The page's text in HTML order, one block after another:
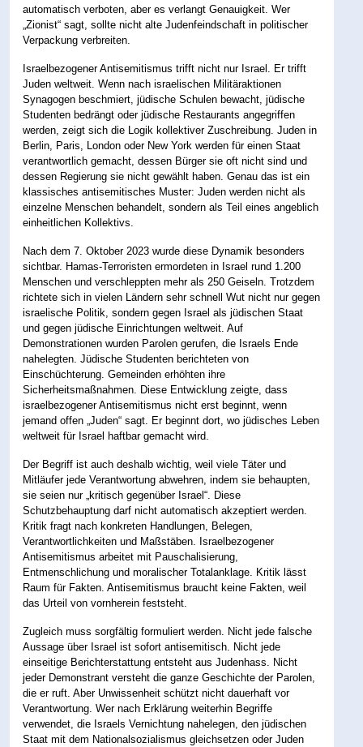
automatisch verboten, aber es verlangt Genauigkeit. Wer
„Zionist“ sagt, sollte nicht alte Judenfeindschaft in politischer
Verpackung verbreiten.
Israelbezogener Antisemitismus trifft nicht nur Israel. Er trifft
Juden weltweit. Wenn nach israelischen Militäraktionen
Synagogen beschmiert, jüdische Schulen bewacht, jüdische
Studenten bedrängt oder jüdische Restaurants angegriffen
werden, zeigt sich die Logik kollektiver Zuschreibung. Juden in
Berlin, Paris, London oder New York werden für einen Staat
verantwortlich gemacht, dessen Bürger sie oft nicht sind und
dessen Regierung sie nicht gewählt haben. Genau das ist ein
klassisches antisemitisches Muster: Juden werden nicht als
einzelne Menschen behandelt, sondern als Teil eines angeblich
einheitlichen Kollektivs.
Nach dem 7. Oktober 2023 wurde diese Dynamik besonders
sichtbar. Hamas-Terroristen ermordeten in Israel rund 1.200
Menschen und verschleppten mehr als 250 Geiseln. Trotzdem
richtete sich in vielen Ländern sehr schnell Wut nicht nur gegen
israelische Politik, sondern gegen Israel als jüdischen Staat
und gegen jüdische Einrichtungen weltweit. Auf
Demonstrationen wurden Parolen gerufen, die Israels Ende
nahelegten. Jüdische Studenten berichteten von
Einschüchterung. Gemeinden erhöhten ihre
Sicherheitsmaßnahmen. Diese Entwicklung zeigte, dass
israelbezogener Antisemitismus nicht erst beginnt, wenn
jemand offen „Juden“ sagt. Er beginnt dort, wo jüdisches Leben
weltweit für Israel haftbar gemacht wird.
Der Begriff ist auch deshalb wichtig, weil viele Täter und
Mitläufer jede Verantwortung abwehren, indem sie behaupten,
sie seien nur „kritisch gegenüber Israel“. Diese
Schutzbehauptung darf nicht automatisch akzeptiert werden.
Kritik fragt nach konkreten Handlungen, Belegen,
Verantwortlichkeiten und Maßstäben. Israelbezogener
Antisemitismus arbeitet mit Pauschalisierung,
Entmenschlichung und moralischer Totalanklage. Kritik lässt
Raum für Fakten. Antisemitismus braucht keine Fakten, weil
das Urteil von vornherein feststeht.
Zugleich muss sorgfältig formuliert werden. Nicht jede falsche
Aussage über Israel ist sofort antisemitisch. Nicht jede
einseitige Berichterstattung entsteht aus Judenhass. Nicht
jeder Demonstrant versteht die ganze Geschichte der Parolen,
die er ruft. Aber Unwissenheit schützt nicht dauerhaft vor
Verantwortung. Wer nach Erklärung weiterhin Begriffe
verwendet, die Israels Vernichtung nahelegen, den jüdischen
Staat mit dem Nationalsozialismus gleichsetzen oder Juden